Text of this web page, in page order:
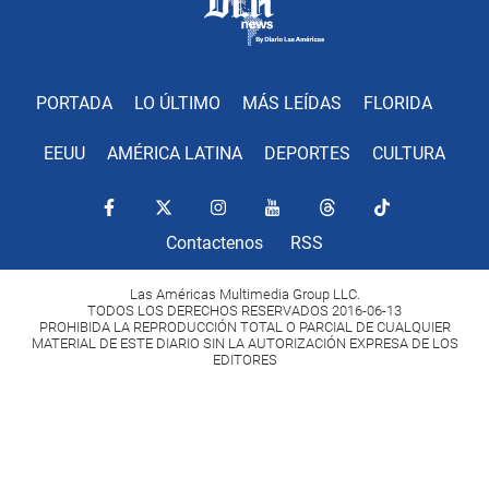
PORTADA LO ÚLTIMO MÁS LEÍDAS FLORIDA
EEUU AMÉRICA LATINA DEPORTES CULTURA
Contactenos RSS
Las Américas Multimedia Group LLC.
TODOS LOS DERECHOS RESERVADOS 2016-06-13
PROHIBIDA LA REPRODUCCIÓN TOTAL O PARCIAL DE CUALQUIER
MATERIAL DE ESTE DIARIO SIN LA AUTORIZACIÓN EXPRESA DE LOS
EDITORES